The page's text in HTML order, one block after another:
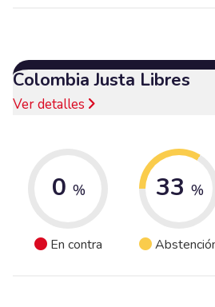
Colombia Justa Libres
Ver detalles
0 %
En contra
33 %